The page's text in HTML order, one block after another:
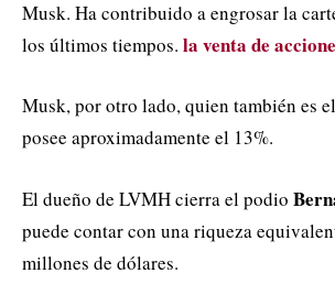
Musk. Ha contribuido a engrosar la
los últimos tiempos. la venta de
Musk, por otro lado, quien también es
posee aproximadamente el 13%.
El dueño de LVMH cierra el podio
puede contar con una riqueza
millones de dólares.